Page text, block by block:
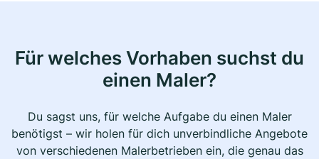
Für welches Vorhaben suchst du
einen Maler?
Du sagst uns, für welche Aufgabe du einen Maler
benötigst – wir holen für dich unverbindliche Angebote
von verschiedenen Malerbetrieben ein, die genau das